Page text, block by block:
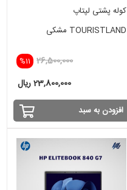
کوله پشتی لپتاپ
TOURISTLAND مشکی
%11 26,500,000
23,800,000 ریال
افزودن به سبد